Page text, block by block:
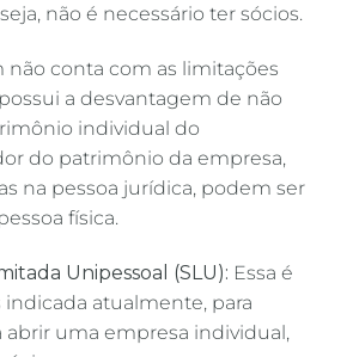
não é necessário ter sócios.
não conta com as limitações
a desvantagem de não
individual do
do patrimônio da empresa,
na pessoa jurídica, podem ser
física.
Unipessoal (SLU): Essa é
indicada atualmente, para
uma empresa individual,